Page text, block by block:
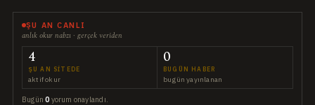
ŞU AN CANLI
anlık okur nabzı · gerçek veriden
4
ŞU AN SITEDE
aktif okur
0
BUGÜN HABER
bugün yayınlanan
Bugün0 yorum onaylandı.